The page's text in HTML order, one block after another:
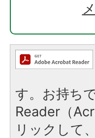
す。お持ち
Reader（
リックして